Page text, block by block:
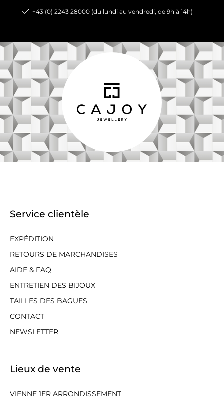
+43 (0) 2243 28000 (du lundi au vendredi, de 9h à 14h)
Service clientèle
EXPÉDITION
RETOURS DE MARCHANDISES
AIDE & FAQ
ENTRETIEN DES BIJOUX
TAILLES DES BAGUES
CONTACT
NEWSLETTER
Lieux de vente
VIENNE 1ER ARRONDISSEMENT